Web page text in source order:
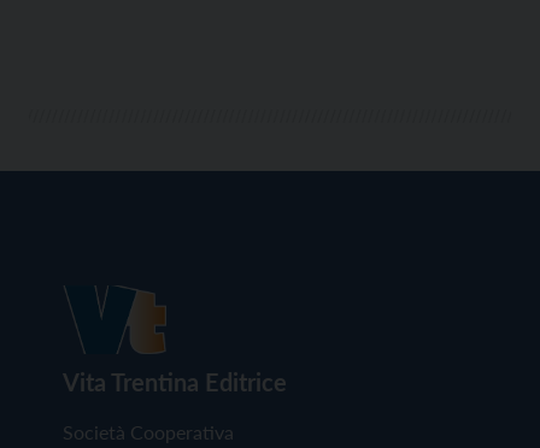
Vita Trentina Editrice
Società Cooperativa